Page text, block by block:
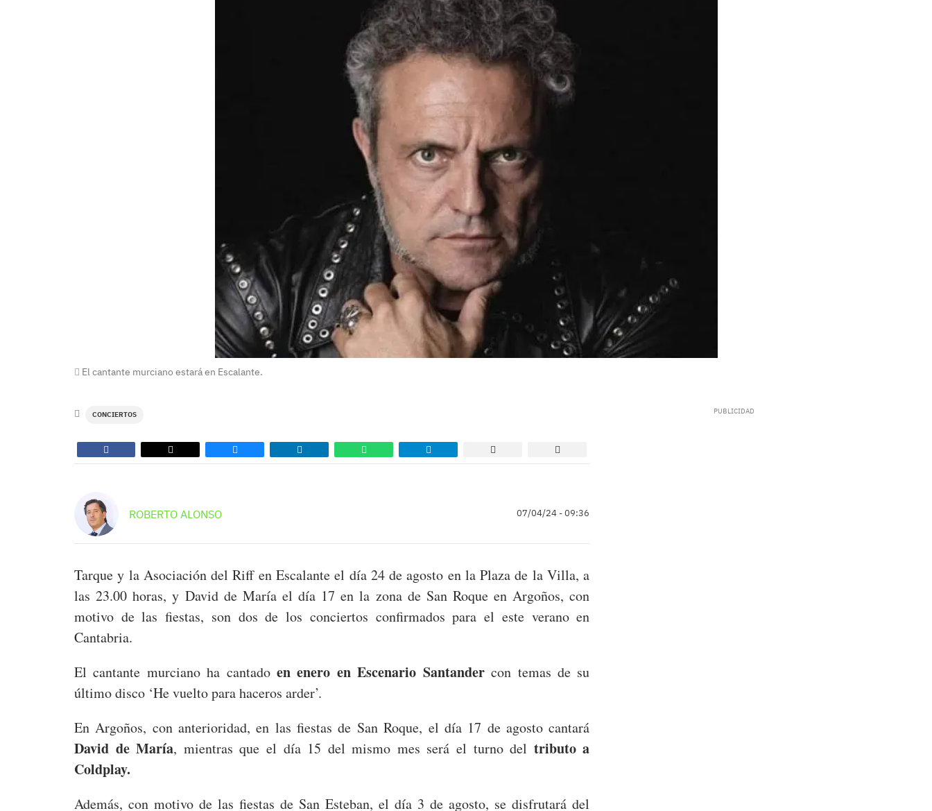
El cantante murciano estará en Escalante.
CONCIERTOS
ROBERTO ALONSO 07/04/24 - 09:36
Tarque y la Asociación del Riff en Escalante el día 24 de agosto en la Plaza de la Villa, a
las 23.00 horas, y David de María el día 17 en la zona de San Roque en Argoños, con
motivo de las fiestas, son dos de los conciertos confirmados para el este verano en
Cantabria.
El cantante murciano ha cantadoen enero en Escenario Santandercon temas de su
último disco ‘He vuelto para haceros arder’.
En Argoños, con anterioridad, en las fiestas de San Roque, el día 17 de agosto cantará
David de María, mientras que el día 15 del mismo mes será el turno del tributo a
Coldplay.
Además, con motivo de las fiestas de San Esteban, el día 3 de agosto, se disfrutará del